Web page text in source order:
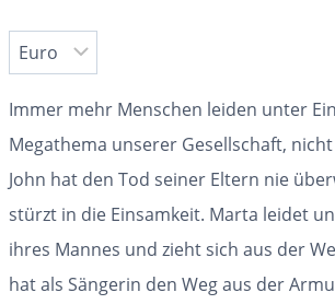
Immer mehr Menschen leiden unter
Megathema unserer Gesellschaft,
John hat den Tod seiner Eltern nie
stürzt in die Einsamkeit. Marta leidet
ihres Mannes und zieht sich aus der
hat als Sängerin den Weg aus der